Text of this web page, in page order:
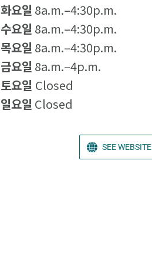
화요일 8a.m.–4:30p.m.
수요일 8a.m.–4:30p.m.
목요일 8a.m.–4:30p.m.
금요일 8a.m.–4p.m.
토요일 Closed
일요일 Closed
SEE WEBSITE